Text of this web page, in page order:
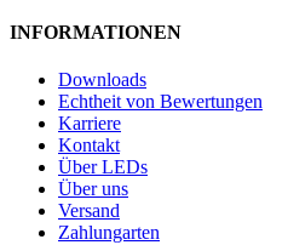
INFORMATIONEN
Downloads
Echtheit von Bewertungen
Karriere
Kontakt
Über LEDs
Über uns
Versand
Zahlungarten